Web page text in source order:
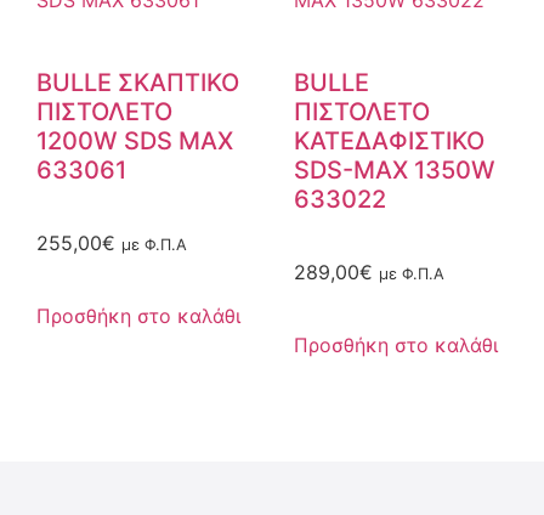
BULLE ΣΚΑΠΤΙΚΟ
ΠΙΣΤΟΛΕΤΟ
1200W SDS MAX
633061
255,00€ με Φ.Π.Α
Προσθήκη στο καλάθι
BULLE
ΠΙΣΤΟΛΕΤΟ
ΚΑΤΕΔΑΦΙΣΤΙΚΟ
SDS-MAX 1350W
633022
289,00€ με Φ.Π.Α
Προσθήκη στο καλάθι